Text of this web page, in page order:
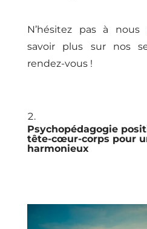
N’hésitez pas à nous
savoir plus sur nos
rendez-vous !
Psychopédagogie
tête-cœur-corps pour
harmonieux